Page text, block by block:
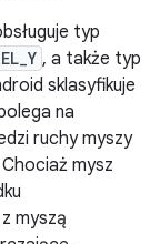
typ
, a także typ
sklasyfikuje
na
ruchy myszy
mysz
myszą